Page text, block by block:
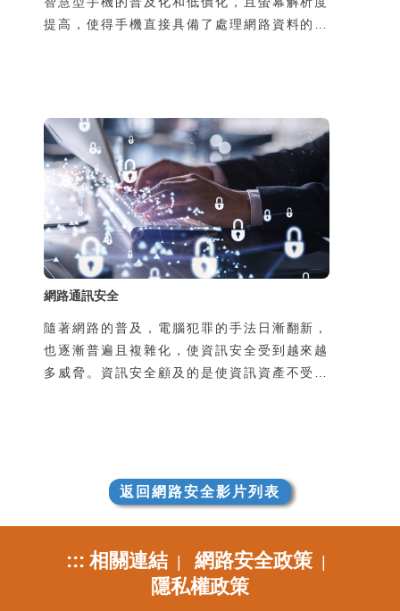
提高，使得手機直接具備了處理網路資料的能
是私用或是經過公司網路管理人員保護，如今
透過手機在陌生的地方使用別人的線路上網，
可能導致通訊內容被竊聽，第二個原因是由於
使用了惡意的App卻不瞭解其風險，也可能導
致個資外洩，並且可能導致本人手機的發話或
簡訊功能被盜用，所
網路通訊安全
隨著網路的普及，電腦犯罪的手法日漸翻新，
也逐漸普遍且複雜化，使資訊安全受到越來越
多威脅。資訊安全顧及的是使資訊資產不受到
解並培養良好的使用習慣是很重要的。
返回網路安全影片列表
::: 相關連結| 網路安全政策|
隱私權政策